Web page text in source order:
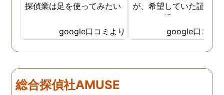
探偵業は足を使ってみたい
SNSなどの知識も豊富で、
色んな視点から対応されて
います。 他の口コミにもあ
金が安く明確で親身になっ
て対応いただける探偵さん
google口コミより
が、希望していた証拠を
っかりと撮ってもらうこ
が出来ました。調査中も
動きがある度に細かく報
してくださり、安心しま
読めない中、柔軟に対応
google口コミ
総合探偵社AMUSE